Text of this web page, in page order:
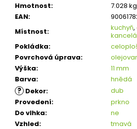
Hmotnost:
7.028 kg
EAN:
Místnost: kuchyň,
Pokládka:
Povrchová úprava:
Výška:
11 mm
Barva: hnědá
? Dekor:
dub
Provedení:
prkno
Do vlhka:
ne
Vzhled:
tmavá